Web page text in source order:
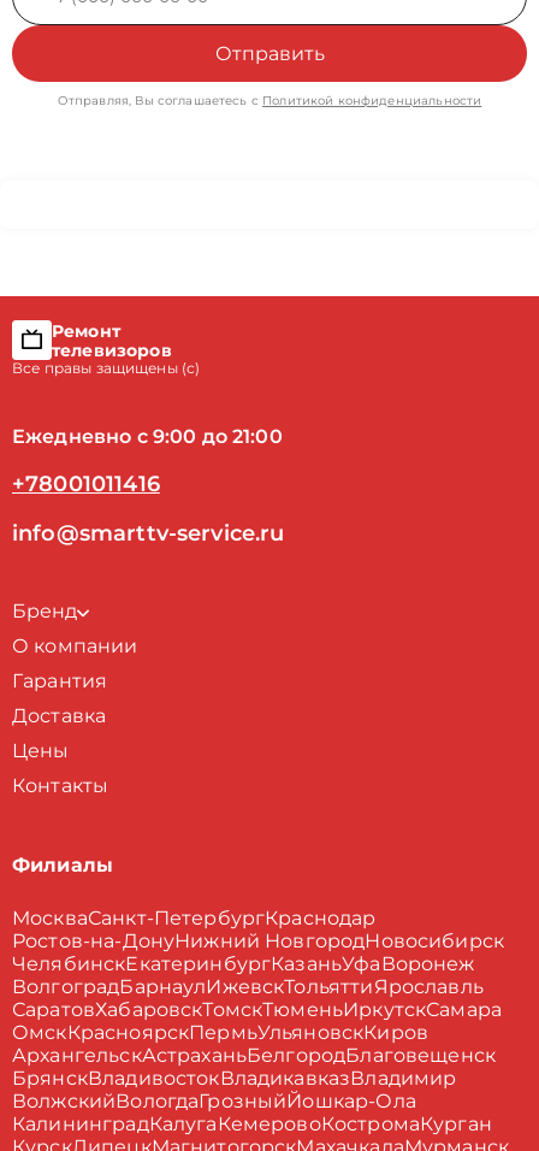
Отправить
Отправляя, Вы соглашаетесь с Политикой конфиденциальности
Ремонт
телевизоров
Все правы защищены (с)
Ежедневно с 9:00 до 21:00
+78001011416
info@smarttv-service.ru
Бренд
О компании
Гарантия
Доставка
Цены
Контакты
Филиалы
МоскваСанкт-ПетербургКраснодар
Ростов-на-ДонуНижний НовгородНовосибирск
ЧелябинскЕкатеринбургКазаньУфа Воронеж
ВолгоградБарнаулИжевскТольяттиЯрославль
СаратовХабаровскТомскТюменьИркутскСамара
ОмскКрасноярскПермьУльяновскКиров
АрхангельскАстраханьБелгородБлаговещенск
БрянскВладивостокВладикавказВладимир
ВолжскийВологдаГрозныйЙошкар-Ола
КалининградКалуга КемеровоКостромаКурган